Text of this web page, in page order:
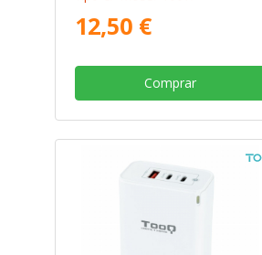
12,50 €
Comprar